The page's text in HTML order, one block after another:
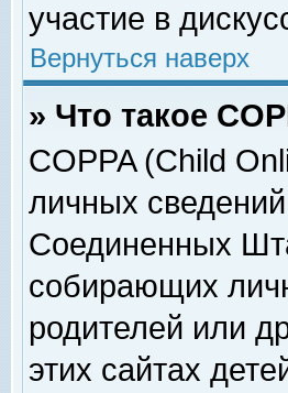
участие в
Вернуться наверх
» Что такое
COPPA (Child
личных
Соединенных
собирающих
родителей или
этих сайтах